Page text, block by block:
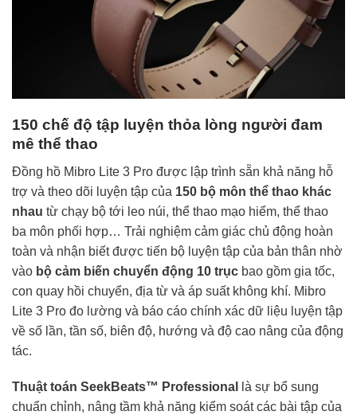
150 chế độ tập luyện thỏa lòng người đam
mê thể thao
Đồng hồ Mibro Lite 3 Pro được lập trình sẵn khả năng hỗ
trợ và theo dõi luyện tập của 150 bộ môn thể thao khác
nhau từ chạy bộ tới leo núi, thể thao mạo hiểm, thể thao
ba môn phối hợp… Trải nghiệm cảm giác chủ động hoàn
toàn và nhận biết được tiến bộ luyện tập của bản thân nhờ
vào bộ cảm biến chuyển động 10 trục bao gồm gia tốc,
con quay hồi chuyển, địa từ và áp suất không khí. Mibro
Lite 3 Pro đo lường và báo cáo chính xác dữ liệu luyện tập
về số lần, tần số, biên độ, hướng và độ cao nâng của động
tác.
Thuật toán SeekBeats™ Professional
là sự bổ sung
chuẩn chỉnh, nâng tầm khả năng kiểm soát các bài tập của